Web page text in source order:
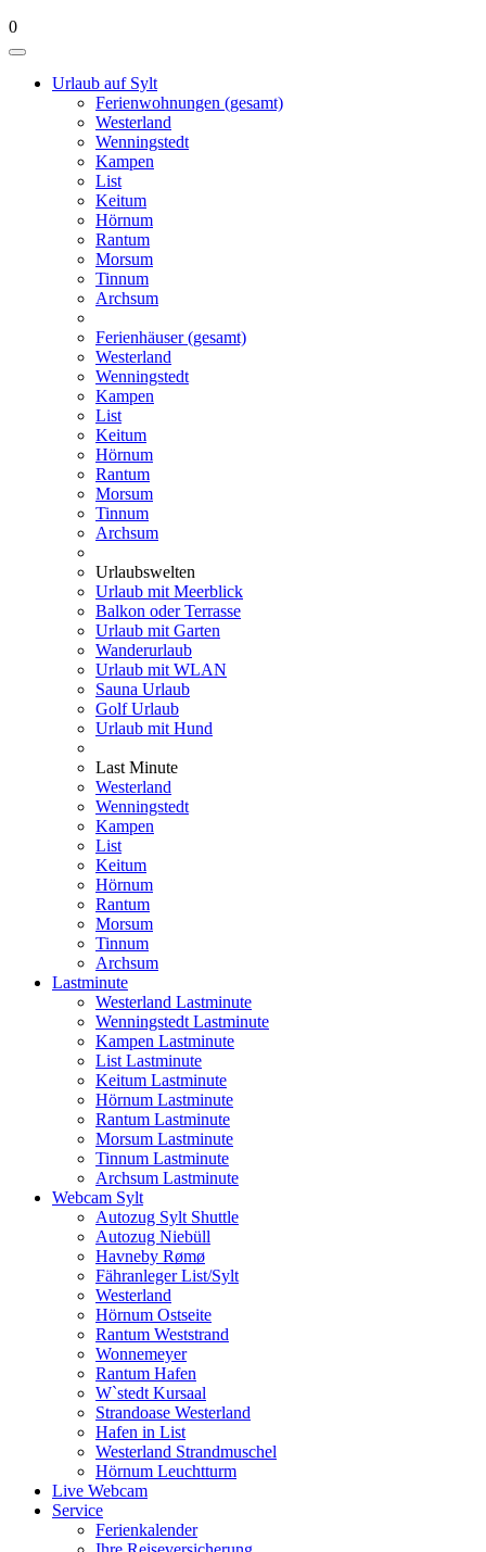
0
Urlaub auf Sylt
Ferienwohnungen (gesamt)
Westerland
Wenningstedt
Kampen
List
Keitum
Hörnum
Rantum
Morsum
Tinnum
Archsum
Ferienhäuser (gesamt)
Westerland
Wenningstedt
Kampen
List
Keitum
Hörnum
Rantum
Morsum
Tinnum
Archsum
Urlaubswelten
Urlaub mit Meerblick
Balkon oder Terrasse
Urlaub mit Garten
Wanderurlaub
Urlaub mit WLAN
Sauna Urlaub
Golf Urlaub
Urlaub mit Hund
Last Minute
Westerland
Wenningstedt
Kampen
List
Keitum
Hörnum
Rantum
Morsum
Tinnum
Archsum
Lastminute
Westerland Lastminute
Wenningstedt Lastminute
Kampen Lastminute
List Lastminute
Keitum Lastminute
Hörnum Lastminute
Rantum Lastminute
Morsum Lastminute
Tinnum Lastminute
Archsum Lastminute
Webcam Sylt
Autozug Sylt Shuttle
Autozug Niebüll
Havneby Rømø
Fähranleger List/Sylt
Westerland
Hörnum Ostseite
Rantum Weststrand
Wonnemeyer
Rantum Hafen
W`stedt Kursaal
Strandoase Westerland
Hafen in List
Westerland Strandmuschel
Hörnum Leuchtturm
Live Webcam
Service
Ferienkalender